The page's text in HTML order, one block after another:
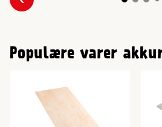
Forrige
Populære varer